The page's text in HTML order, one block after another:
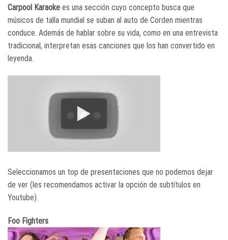
Carpool Karaoke es una sección cuyo concepto busca que
músicos de talla mundial se suban al auto de Corden mientras
conduce. Además de hablar sobre su vida, como en una entrevista
tradicional, interpretan esas canciones que los han convertido en
leyenda.
Seleccionamos un top de presentaciones que no podemos dejar
de ver (les recomendamos activar la opción de subtítulos en
Youtube).
Foo Fighters